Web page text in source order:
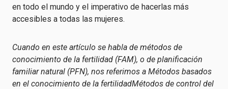
en todo el mundo y el imperativo de hacerlas más
accesibles a todas las mujeres.
Cuando en este artículo se habla de métodos de
conocimiento de la fertilidad (FAM), o de planificación
familiar natural (PFN), nos referimos a Métodos basados
en el conocimiento de la fertilidadMétodos de control del